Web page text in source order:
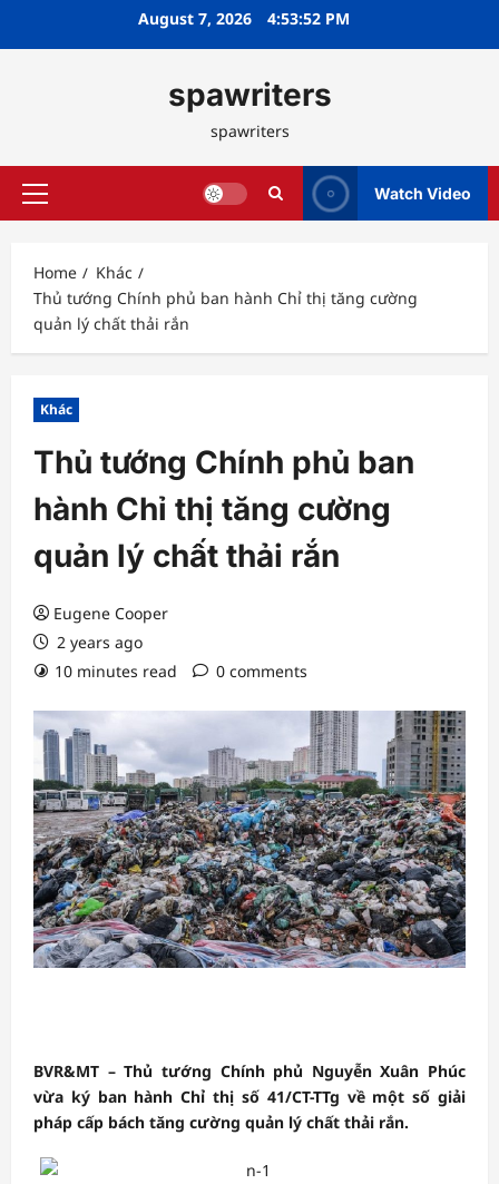
August 7, 2026 4:53:53 PM
spawriters
spawriters
Primary
Watch Video
Home
Khác
Thủ tướng Chính phủ ban hành Chỉ thị tăng cường
quản lý chất thải rắn
Khác
Thủ tướng Chính phủ ban
hành Chỉ thị tăng cường
quản lý chất thải rắn
Eugene Cooper
2 years ago
10 minutes read
0 comments
BVR&MT – Thủ tướng Chính phủ Nguyễn Xuân Phúc
vừa ký ban hành Chỉ thị số 41/CT-TTg về một số giải
pháp cấp bách tăng cường quản lý chất thải rắn.